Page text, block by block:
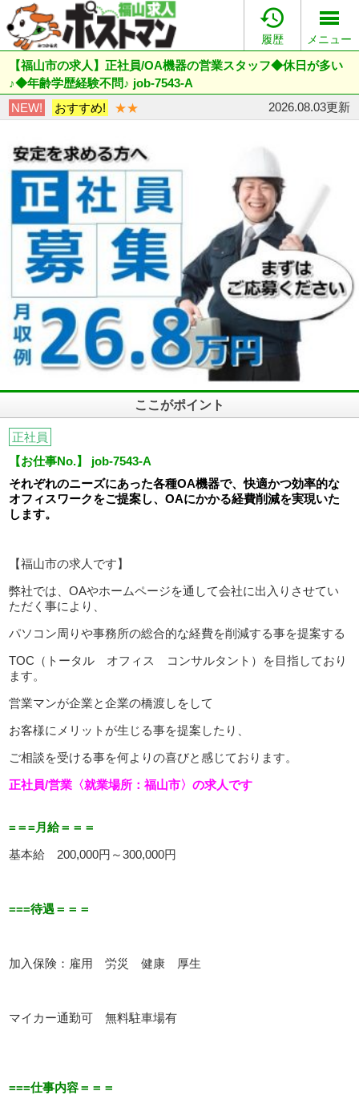

履歴 メニュー
【福山市の求人】正社員/OA機器の営業スタッフ◆休日が多い
♪◆年齢学歴経験不問♪ job-7543-A
NEW!
おすすめ! ★★ 2026.08.03更新
ここがポイント
正社員
【お仕事No.】 job-7543-A
それぞれのニーズにあった各種OA機器で、快適かつ効率的な
オフィスワークをご提案し、OAにかかる経費削減を実現いた
します。
【福山市の求人です】
弊社では、OAやホームページを通して会社に出入りさせてい
ただく事により、
パソコン周りや事務所の総合的な経費を削減する事を提案する
TOC（トータル オフィス コンサルタント）を目指しており
ます。
営業マンが企業と企業の橋渡しをして
お客様にメリットが生じる事を提案したり、
ご相談を受ける事を何よりの喜びと感じております。
正社員/営業〈就業場所：福山市〉の求人です
=＝=月給＝＝＝
基本給 200,000円～300,000円
===待遇＝＝＝
加入保険：雇用 労災 健康 厚生
マイカー通勤可 無料駐車場有
===仕事内容＝＝＝